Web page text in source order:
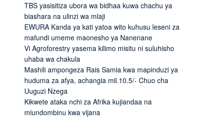
TBS yasisitiza ubora wa bidhaa kuwa chachu ya
biashara na ulinzi wa mlaji
EWURA Kanda ya kati yatoa wito kuhusu leseni za
mafundi umeme maonesho ya Nanenane
Vi Agroforestry yasema kilimo misitu ni suluhisho
uhaba wa chakula
Mashili ampongeza Rais Samia kwa mapinduzi ya
huduma za afya, achangia mil.10.5/- Chuo cha
Uuguzi Nzega
Kikwete ataka nchi za Afrika kujiandaa na
miundombinu kwa vijana